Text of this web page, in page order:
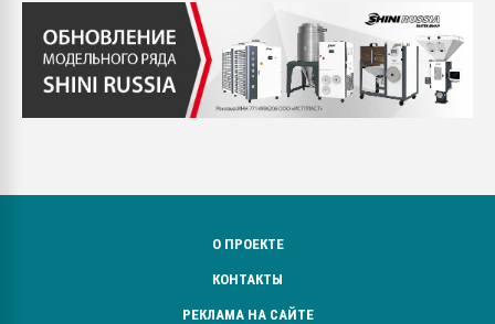
О ПРОЕКТЕ
КОНТАКТЫ
РЕКЛАМА НА САЙТЕ